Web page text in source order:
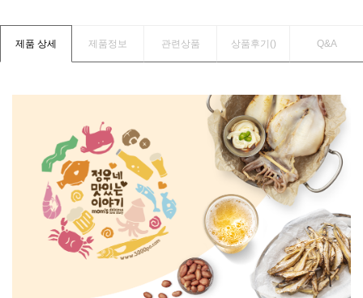
제품 상세 제품정보 관련상품 상품후기() Q&A